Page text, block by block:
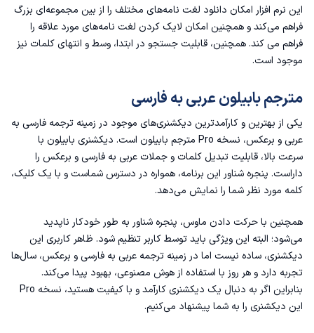
این نرم افزار امکان دانلود لغت نامه‌های مختلف را از بین مجموعه‌ای بزرگ
فراهم می‌کند و همچنین امکان لایک کردن لغت نامه‌های مورد علاقه را
فراهم می کند. همچنین، قابلیت جستجو در ابتدا، وسط و انتهای کلمات نیز
موجود است.
مترجم بابیلون عربی به فارسی
یکی از بهترین و کارآمدترین دیکشنری‌های موجود در زمینه ترجمه فارسی به
عربی و برعکس، نسخه Pro مترجم بابیلون است. دیکشنری بابیلون با
سرعت بالا، قابلیت تبدیل کلمات و جملات عربی به فارسی و برعکس را
داراست. پنجره شناور این برنامه، همواره در دسترس شماست و با یک کلیک،
کلمه مورد نظر شما را نمایش می‌دهد.
همچنین با حرکت دادن ماوس، پنجره شناور به طور خودکار ناپدید
می‌شود؛ البته این ویژگی باید توسط کاربر تنظیم شود. ظاهر کاربری این
دیکشنری، ساده نیست اما در زمینه ترجمه عربی به فارسی و برعکس، سال‌ها
تجربه دارد و هر روز با استفاده از هوش مصنوعی، بهبود پیدا می‌کند.
بنابراین اگر به دنبال یک دیکشنری کارآمد و با کیفیت هستید، نسخه Pro
این دیکشنری را به شما پیشنهاد می‌کنیم.